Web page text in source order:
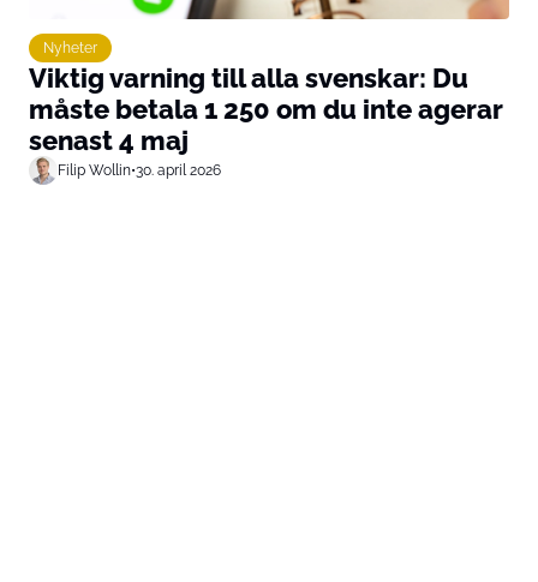
Nyheter
Viktig varning till alla svenskar: Du
måste betala 1 250 om du inte agerar
senast 4 maj
Filip Wollin•30. april 2026